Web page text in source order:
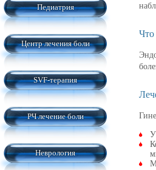
Педиатрия
Центр лечения боли
SVF-терапия
РЧ лечение боли
Неврология
Что